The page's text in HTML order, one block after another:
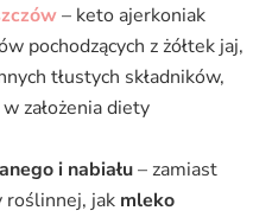
– keto ajerkoniak
pochodzących z żółtek jaj,
tłustych składników,
założenia diety
i nabiału– zamiast
jak mleko